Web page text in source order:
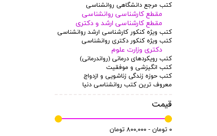
کتب مرجع دانشگاهی روانشناسی
مقطع کارشناسی روانشناسی
مقطع کارشناسی ارشد و دکتری
کتب ویژه کنکور کارشناسی ارشد روانشناسی
کتب ویژه کنکور دکتری روانشناسی
دکتری وزارت علوم
کتب رویکردهای درمانی (رواندرمانی)
کتب انگیزشی و موفقیت
کتب حوزه زندگی زناشویی و ازدواج
معروف ترین کتب روانشناسی دنیا
قیمت
۰ تومان - ۸۰۰,۰۰۰ تومان